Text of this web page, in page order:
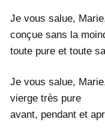
Je vous salue,
conçue sans la
toute pure et toute
Je vous salue,
vierge très pure
avant, pendant et